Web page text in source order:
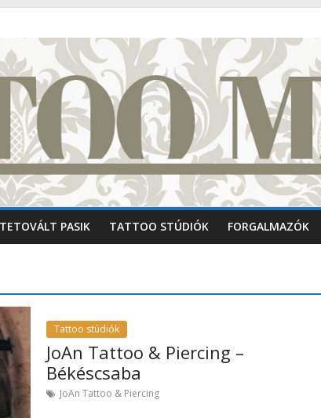
TETOVÁLT PASIK TATTOO STÚDIÓK FORGALMAZÓK
Tattoo stúdiók
JoAn Tattoo & Piercing –
Békéscsaba
JoAn Tattoo & Piercing